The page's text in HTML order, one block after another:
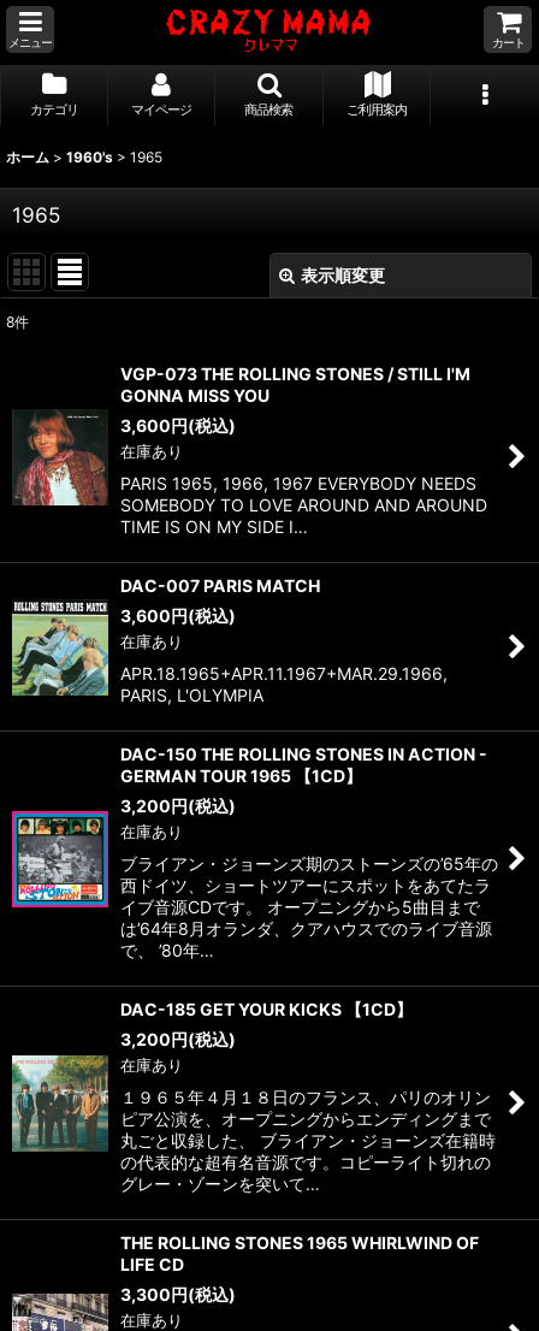
メニュー カート
カテゴリ マイページ 商品検索 ご利用案内
ホーム > 1960's > 1965
1965
表示順変更
並び順:
絞り込む
8件
VGP-073 THE ROLLING STONES / STILL I'M
GONNA MISS YOU
3,600円(税込)
在庫あり
PARIS 1965, 1966, 1967 EVERYBODY NEEDS
SOMEBODY TO LOVE AROUND AND AROUND
TIME IS ON MY SIDE I…
DAC-007 PARIS MATCH
3,600円(税込)
在庫あり
APR.18.1965+APR.11.1967+MAR.29.1966,
PARIS, L'OLYMPIA
DAC-150 THE ROLLING STONES IN ACTION -
GERMAN TOUR 1965 【1CD】
3,200円(税込)
在庫あり
ブライアン・ジョーンズ期のストーンズの’65年の
西ドイツ、ショートツアーにスポットをあてたラ
イブ音源CDです。 オープニングから5曲目まで
は’64年8月オランダ、クアハウスでのライブ音源
で、 ’80年…
DAC-185 GET YOUR KICKS 【1CD】
3,200円(税込)
在庫あり
１９６５年４月１８日のフランス、パリのオリン
ピア公演を、オープニングからエンディングまで
丸ごと収録した、 ブライアン・ジョーンズ在籍時
の代表的な超有名音源です。コピーライト切れの
グレー・ゾーンを突いて…
THE ROLLING STONES 1965 WHIRLWIND OF
LIFE CD
3,300円(税込)
在庫あり